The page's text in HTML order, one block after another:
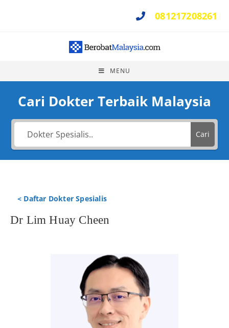
081217208261
MENU
Cari Dokter Terbaik Malaysia
Cari
< Daftar Dokter Spesialis
Dr Lim Huay Cheen